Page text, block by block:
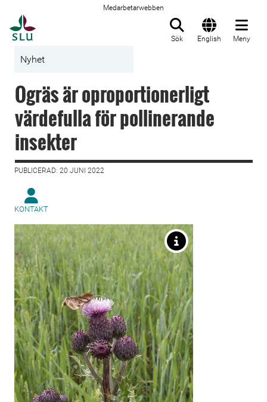
Medarbetarwebben
Sök English Meny
Nyhet
Ogräs är oproportionerligt
värdefulla för pollinerande
insekter
PUBLICERAD: 20 JUNI 2022
KONTAKT